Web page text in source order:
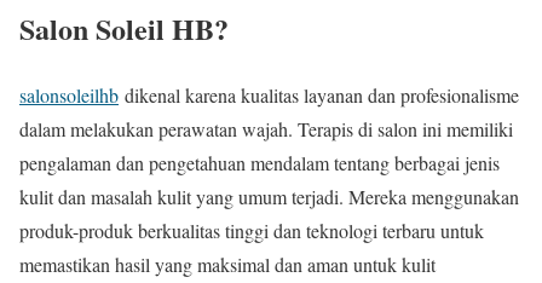
Salon Soleil HB?
salonsoleilhb dikenal karena kualitas layanan dan profesionalisme
dalam melakukan perawatan wajah. Terapis di salon ini memiliki
pengalaman dan pengetahuan mendalam tentang berbagai jenis
kulit dan masalah kulit yang umum terjadi. Mereka menggunakan
produk-produk berkualitas tinggi dan teknologi terbaru untuk
memastikan hasil yang maksimal dan aman untuk kulit